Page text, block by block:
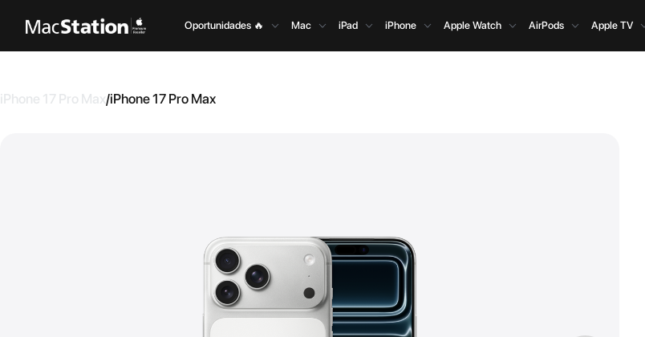
Oportunidades 🔥 Mac iPad iPhone Apple Watch AirPods Apple TV
iPhone 17 Pro Max/iPhone 17 Pro Max